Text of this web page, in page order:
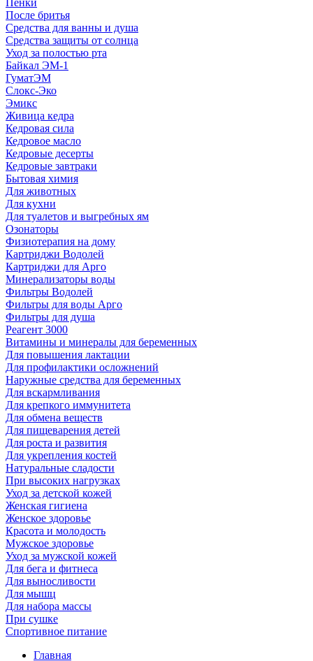
Пенки
После бритья
Средства для ванны и душа
Средства защиты от солнца
Уход за полостью рта
Байкал ЭМ-1
ГуматЭМ
Слокс-Эко
Эмикс
Живица кедра
Кедровая сила
Кедровое масло
Кедровые десерты
Кедровые завтраки
Бытовая химия
Для животных
Для кухни
Для туалетов и выгребных ям
Озонаторы
Физиотерапия на дому
Картриджи Водолей
Картриджи для Арго
Минерализаторы воды
Фильтры Водолей
Фильтры для воды Арго
Фильтры для душа
Реагент 3000
Витамины и минералы для беременных
Для повышения лактации
Для профилактики осложнений
Наружные средства для беременных
Для вскармливания
Для крепкого иммунитета
Для обмена веществ
Для пищеварения детей
Для роста и развития
Для укрепления костей
Натуральные сладости
При высоких нагрузках
Уход за детской кожей
Женская гигиена
Женское здоровье
Красота и молодость
Мужское здоровье
Уход за мужской кожей
Для бега и фитнеса
Для выносливости
Для мышц
Для набора массы
При сушке
Спортивное питание
Главная